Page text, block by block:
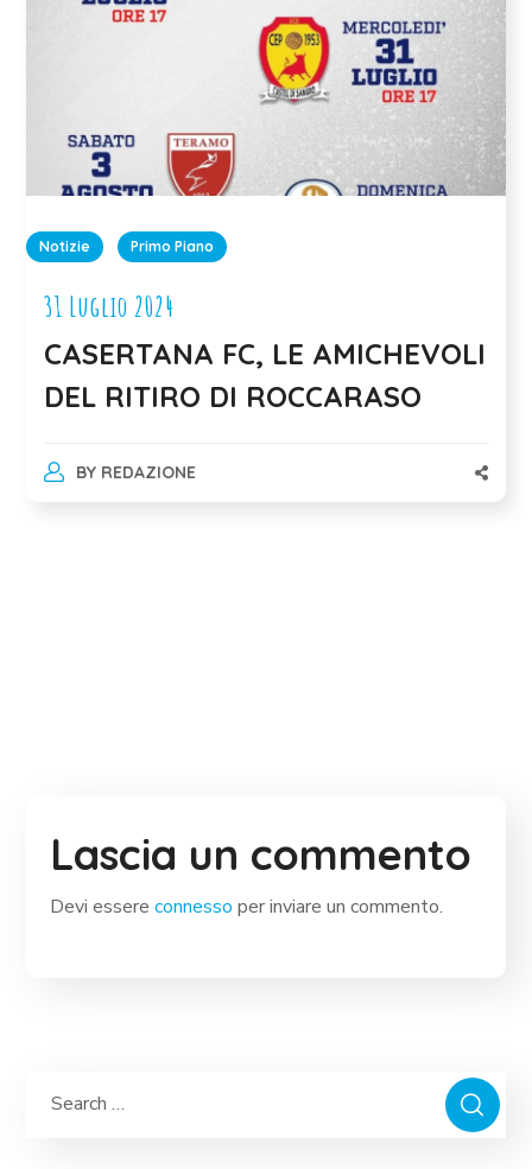
Notizie Primo Piano
31 Luglio 2024
CASERTANA FC, LE AMICHEVOLI
DEL RITIRO DI ROCCARASO
BY REDAZIONE
Lascia un commento
Devi essereconnesso per inviare un commento.